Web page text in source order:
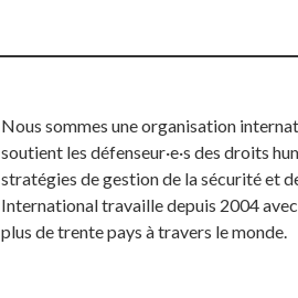
Nous sommes une organisation
soutient les défenseur·e·s des droits
stratégies de gestion de la sécurité et
International travaille depuis 2004
plus de trente pays à travers le monde.